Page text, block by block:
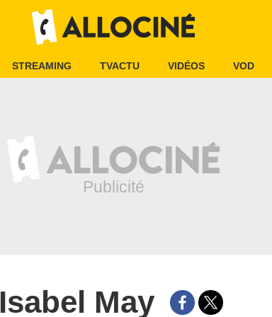
STREAMING TVACTU VIDÉOS VOD
Isabel May